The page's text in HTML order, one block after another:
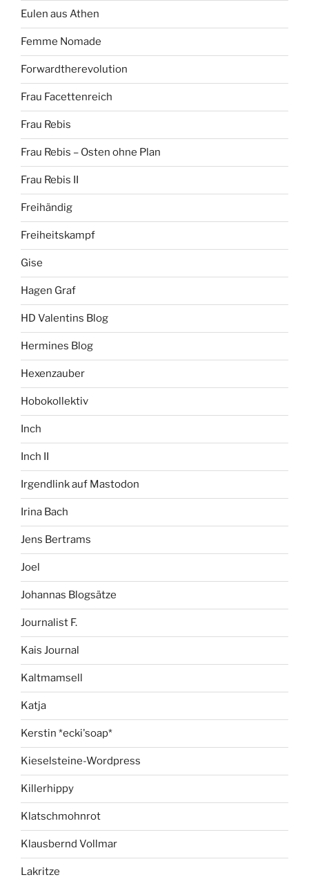
Eulen aus Athen
Femme Nomade
Forwardtherevolution
Frau Facettenreich
Frau Rebis
Frau Rebis – Osten ohne Plan
Frau Rebis II
Freihändig
Freiheitskampf
Gise
Hagen Graf
HD Valentins Blog
Hermines Blog
Hexenzauber
Hobokollektiv
Inch
Inch II
Irgendlink auf Mastodon
Irina Bach
Jens Bertrams
Joel
Johannas Blogsätze
Journalist F.
Kais Journal
Kaltmamsell
Katja
Kerstin *ecki'soap*
Kieselsteine-Wordpress
Killerhippy
Klatschmohnrot
Klausbernd Vollmar
Lakritze